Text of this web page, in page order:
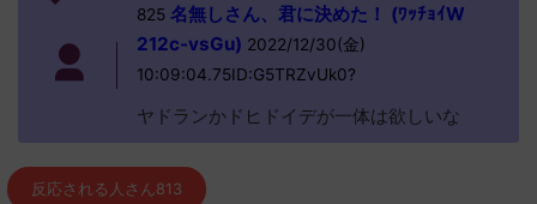
825名無しさん、君に決めた！ (ﾜｯﾁｮｲW
212c-vsGu) 2022/12/30(金)
10:09:04.75ID:G5TRZvUk0?
ヤドランかドヒドイデが一体は欲しいな
反応される人さん813